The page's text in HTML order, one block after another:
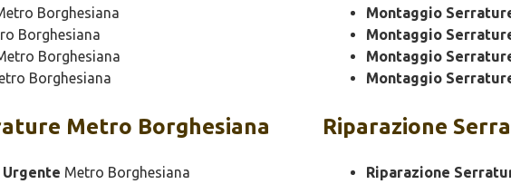
Borghesiana
Borghesiana
Borghesiana
Borghesiana
Metro Borghesiana
Metro Borghesiana
Montaggio
Montaggio
Montaggio
Montaggio
Riparazione
Riparazione